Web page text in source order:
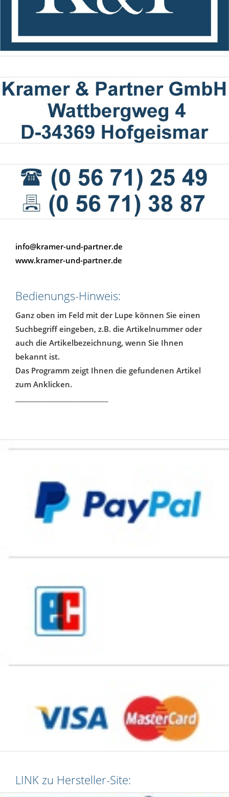
info@kramer-und-partner.de
www.kramer-und-partner.de
Bedienungs-Hinweis:
Ganz oben im Feld mit der Lupe können Sie einen
Suchbegriff eingeben, z.B. die Artikelnummer oder
auch die Artikelbezeichnung, wenn Sie Ihnen
bekannt ist.
Das Programm zeigt Ihnen die gefundenen Artikel
zum Anklicken.
LINK zu Hersteller-Site: